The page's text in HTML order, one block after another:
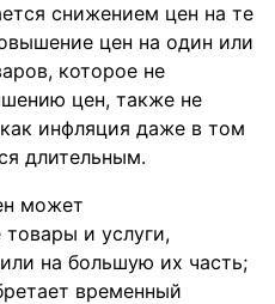
снижением цен на те
цен на один или
которое не
цен, также не
инфляция даже в том
длительным.
может
товары и услуги,
на большую их часть;
временный